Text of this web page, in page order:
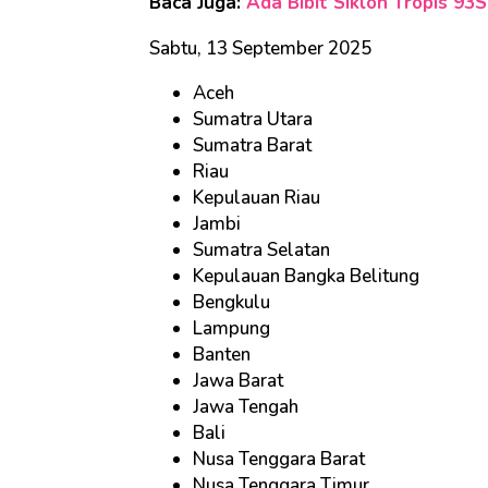
Sabtu, 13 September 2025
Aceh
Sumatra Utara
Sumatra Barat
Riau
Kepulauan Riau
Jambi
Sumatra Selatan
Kepulauan Bangka Belitung
Bengkulu
Lampung
Banten
Jawa Barat
Jawa Tengah
Bali
Nusa Tenggara Barat